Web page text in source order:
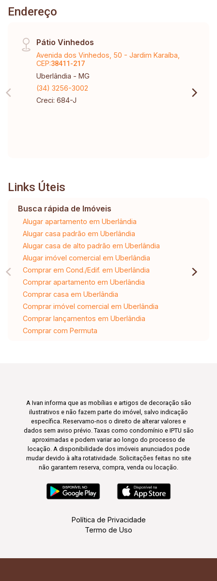
Endereço
Pátio Vinhedos
Avenida dos Vinhedos, 50 - Jardim Karaíba,
CEP:38411-217
Uberlândia - MG
(34) 3256-3002
Creci: 684-J
Links Úteis
Busca rápida de Imóveis
Alugar apartamento em Uberlândia
Alugar casa padrão em Uberlândia
Alugar casa de alto padrão em Uberlândia
Alugar imóvel comercial em Uberlândia
Comprar em Cond./Edif. em Uberlândia
Comprar apartamento em Uberlândia
Comprar casa em Uberlândia
Comprar imóvel comercial em Uberlândia
Comprar lançamentos em Uberlândia
Comprar com Permuta
A Ivan informa que as mobílias e artigos de decoração são
ilustrativos e não fazem parte do imóvel, salvo indicação
específica. Reservamo-nos o direito de alterar valores e
dados sem aviso prévio. Taxas como condomínio e IPTU são
aproximadas e podem variar ao longo do processo de
locação. A disponibilidade dos imóveis anunciados pode
mudar devido à alta rotatividade. Solicitações feitas no site
não garantem reserva, compra, venda ou locação.
Política de Privacidade
Termo de Uso